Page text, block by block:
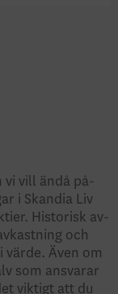
vi vill ändå på­
i Skandia Liv
Historisk av­
och
värde. Även om
som ansvarar
viktigt att du